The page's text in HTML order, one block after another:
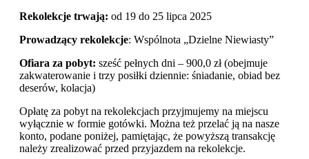
Rekolekcje trwają: od 19 do 25 lipca 2025
Prowadzący rekolekcje: Wspólnota „Dzielne Niewiasty”
Ofiara za pobyt: sześć pełnych dni – 900,0 zł (obejmuje
zakwaterowanie i trzy posiłki dziennie: śniadanie, obiad bez
deserów, kolacja)
Opłatę za pobyt na rekolekcjach przyjmujemy na miejscu
wyłącznie w formie gotówki. Można też przelać ją na nasze
konto, podane poniżej, pamiętając, że powyższą transakcję
należy zrealizować przed przyjazdem na rekolekcje.